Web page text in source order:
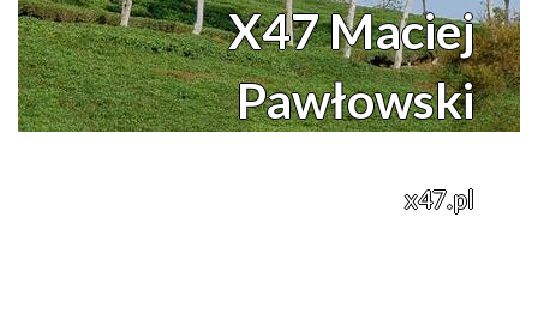
X47 Maciej
Pawłowski
x47.pl